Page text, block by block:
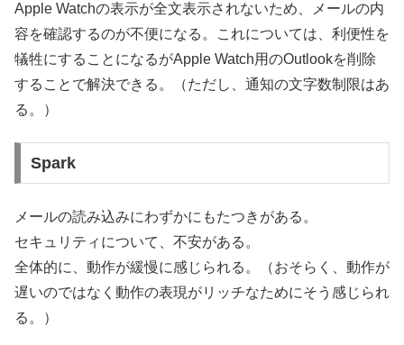
Apple Watchの表示が全文表示されないため、メールの内
容を確認するのが不便になる。これについては、利便性を
犠牲にすることになるがApple Watch用のOutlookを削除
することで解決できる。（ただし、通知の文字数制限はあ
る。）
Spark
メールの読み込みにわずかにもたつきがある。
セキュリティについて、不安がある。
全体的に、動作が緩慢に感じられる。（おそらく、動作が
遅いのではなく動作の表現がリッチなためにそう感じられ
る。）